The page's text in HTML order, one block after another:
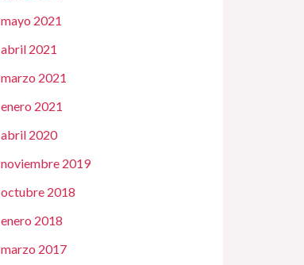
mayo 2021
abril 2021
marzo 2021
enero 2021
abril 2020
noviembre 2019
octubre 2018
enero 2018
marzo 2017